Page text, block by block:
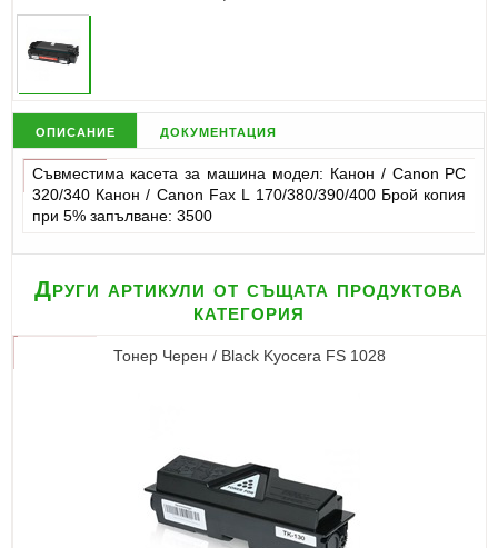
описание документация
Съвместима касета за машина модел: Канон / Canon PC
320/340 Канон / Canon Fax L 170/380/390/400 Брой копия
при 5% запълване: 3500
Други артикули от същата продуктова
категория
Тонер Черен / Black Kyocera FS 1028